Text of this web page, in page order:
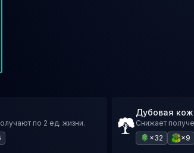
по 2 ед. жизни.
Дубовая
Снижает
×32
×9